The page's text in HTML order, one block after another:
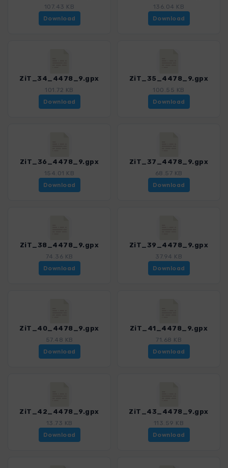
107.43 KB
Download
136.04 KB
Download
ZiT_34_4478_9.gpx
101.72 KB
Download
ZiT_35_4478_9.gpx
100.55 KB
Download
ZiT_36_4478_9.gpx
154.01 KB
Download
ZiT_37_4478_9.gpx
68.57 KB
Download
ZiT_38_4478_9.gpx
74.36 KB
Download
ZiT_39_4478_9.gpx
37.94 KB
Download
ZiT_40_4478_9.gpx
57.48 KB
Download
ZiT_41_4478_9.gpx
71.68 KB
Download
ZiT_42_4478_9.gpx
13.73 KB
Download
ZiT_43_4478_9.gpx
113.59 KB
Download